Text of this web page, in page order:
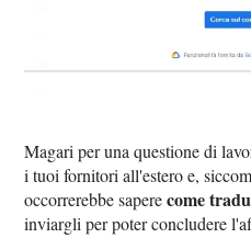
Magari per una questione di
i tuoi fornitori all'estero e,
occorrerebbe saperecome
inviargli per poter concludere